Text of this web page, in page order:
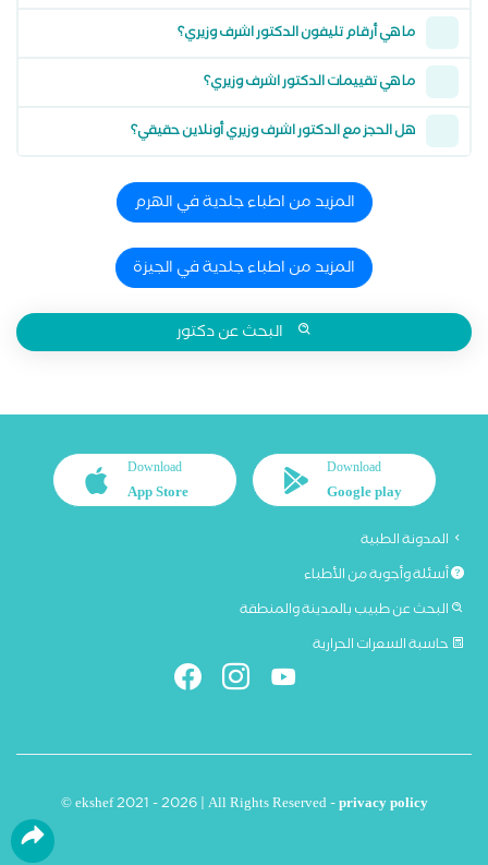
ما هي أرقام تليفون الدكتور اشرف وزيري؟
ما هي تقييمات الدكتور اشرف وزيري؟
هل الحجز مع الدكتور اشرف وزيري أونلاين حقيقي؟
المزيد من اطباء جلدية في الهرم
المزيد من اطباء جلدية في الجيزة
البحث عن دكتور
Download
Google play
Download
App Store
المدونة الطبية
أسئلة وأجوبة من الأطباء
البحث عن طبيب بالمدينة والمنطقة
حاسبة السعرات الحرارية
© ekshef 2021 - 2026 | All Rights Reserved -privacy policy